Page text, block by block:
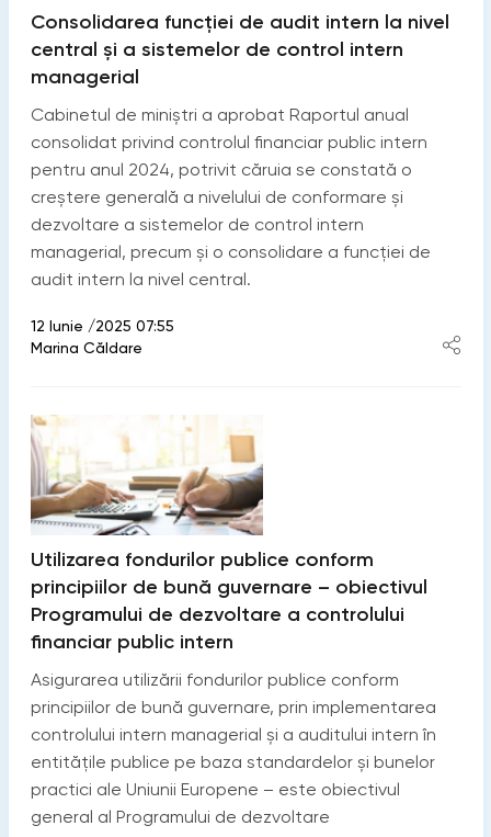
Consolidarea funcției de audit intern la nivel
central și a sistemelor de control intern
managerial
Cabinetul de miniștri a aprobat Raportul anual
consolidat privind controlul financiar public intern
pentru anul 2024, potrivit căruia se constată o
creștere generală a nivelului de conformare și
dezvoltare a sistemelor de control intern
managerial, precum și o consolidare a funcției de
audit intern la nivel central.
12 Iunie /2025 07:55
Marina Căldare
Utilizarea fondurilor publice conform
principiilor de bună guvernare – obiectivul
Programului de dezvoltare a controlului
financiar public intern
Asigurarea utilizării fondurilor publice conform
principiilor de bună guvernare, prin implementarea
controlului intern managerial și a auditului intern în
entitățile publice pe baza standardelor și bunelor
practici ale Uniunii Europene – este obiectivul
general al Programului de dezvoltare